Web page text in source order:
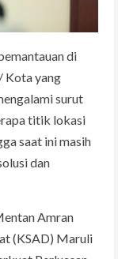
di
Kota yang
surut
titik lokasi
saat ini masih
dan
Amran
(KSAD) Maruli